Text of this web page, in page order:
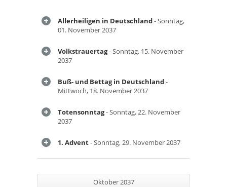
Allerheiligen in Deutschland- Sonntag,
01. November 2037
Volkstrauertag- Sonntag, 15. November
2037
Buß- und Bettag in Deutschland-
Mittwoch, 18. November 2037
Totensonntag- Sonntag, 22. November
2037
1. Advent- Sonntag, 29. November 2037
Oktober 2037